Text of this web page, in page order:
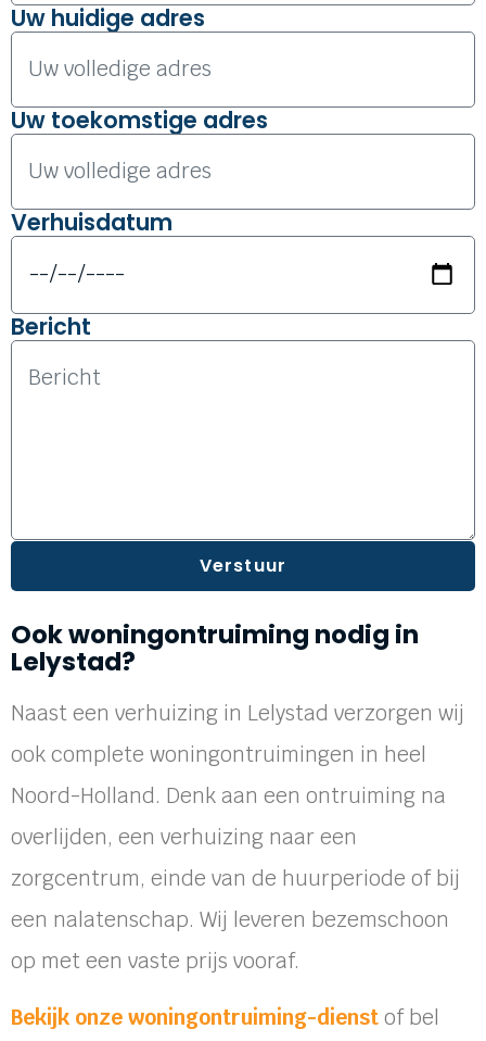
Uw huidige adres
Uw toekomstige adres
Verhuisdatum
Bericht
Verstuur
Ook woningontruiming nodig in
Lelystad?
Naast een verhuizing in Lelystad verzorgen wij
ook complete woningontruimingen in heel
Noord-Holland. Denk aan een ontruiming na
overlijden, een verhuizing naar een
zorgcentrum, einde van de huurperiode of bij
een nalatenschap. Wij leveren bezemschoon
op met een vaste prijs vooraf.
Bekijk onze woningontruiming-dienst of bel